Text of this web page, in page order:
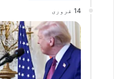
14 فروری